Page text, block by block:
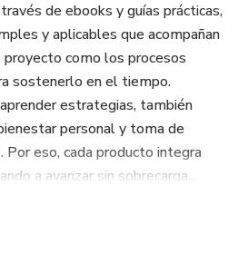
de ebooks y guías prácticas,
y aplicables que acompañan
como los procesos
sostenerlo en el tiempo.
estrategias, también
personal y toma de
Por eso, cada producto integra
a avanzar sin sobrecarga...